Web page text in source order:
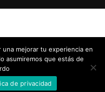
una mejorar tu experiencia en
asumiremos que estás de
de privacidad